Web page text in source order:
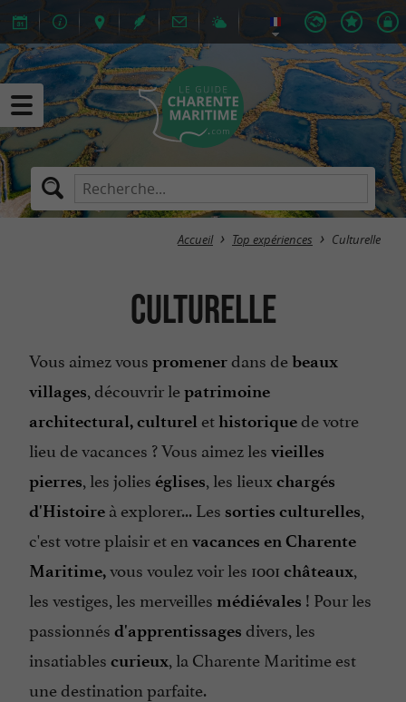
Accueil Top expériences Culturelle
Culturelle
Vous aimez vous promenerdans debeaux
villages, découvrir lepatrimoine
architectural, culturel ethistoriquede votre
lieu de vacances ? Vous aimez les vieilles
pierres, les jolies églises, les lieux chargés
d'Histoire à explorer... Les sorties culturelles,
c'est votre plaisir et en vacances en Charente
Maritime,vous voulez voir les 1001 châteaux,
les vestiges, les merveilles médiévales ! Pour les
passionnés d'apprentissages divers, les
insatiables curieux, la Charente Maritime est
une destination parfaite.